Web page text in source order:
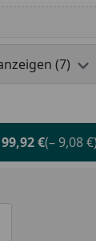
(7)
€(– 9,08 €)
eins verringern
manuell